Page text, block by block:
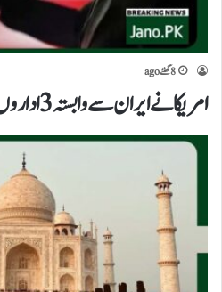
8 گھنٹے ago
امریکا نے ایران سے وابستہ 3 اداروں پر عائد پابندیاں ختم کر دیں